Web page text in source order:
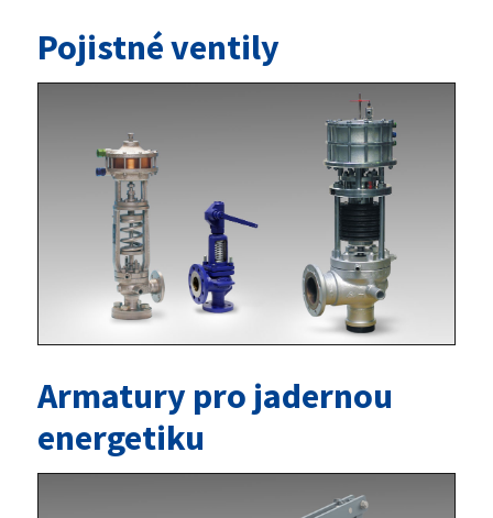
Pojistné ventily
Armatury pro jadernou
energetiku